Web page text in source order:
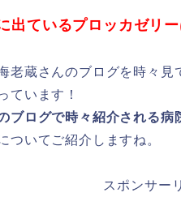
出ているプロッカゼリ
老蔵さんのブログを時々
ています！
ブログで時々紹介される
ついてご紹介しますね。
スポンサー